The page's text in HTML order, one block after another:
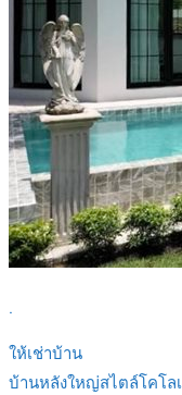
.
ให้เช่าบ้าน
บ้านหลังใหญ่สไตล์โคโล